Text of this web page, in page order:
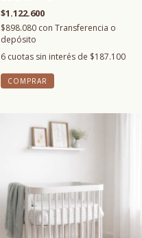
$1.122.600
$898.080 con Transferencia o
depósito
6 cuotas sin interés de $187.100
COMPRAR